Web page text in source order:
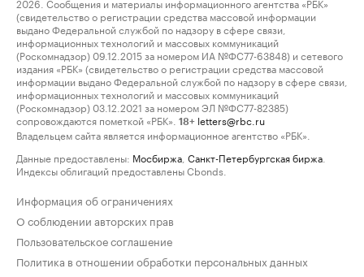
(свидетельство о регистрации средства массовой информации
выдано Федеральной службой по надзору в сфере связи,
информационных технологий и массовых коммуникаций
(Роскомнадзор) 09.12.2015 за номером ИА №ФС77-63848) и сетевого
издания «РБК» (свидетельство о регистрации средства массовой
информации выдано Федеральной службой по надзору в сфере связи,
информационных технологий и массовых коммуникаций
(Роскомнадзор) 03.12.2021 за номером ЭЛ №ФС77-82385)
сопровождаются пометкой «РБК».
18+ letters@rbc.ru
Владельцем сайта является информационное агентство «РБК».
Данные предоставлены: Мосбиржа Санкт-Петербургская биржа
Индексы облигаций предоставлены Cbonds.
Информация об ограничениях
О соблюдении авторских прав
Пользовательское соглашение
Политика в отношении обработки персональных данных